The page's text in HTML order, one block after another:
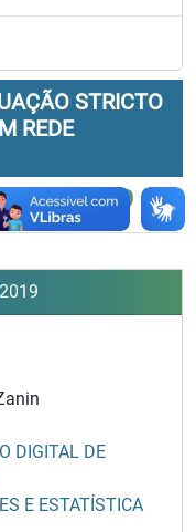
STRICTO
REDE
- 2019
DIGITAL DE
E ESTATÍSTICA